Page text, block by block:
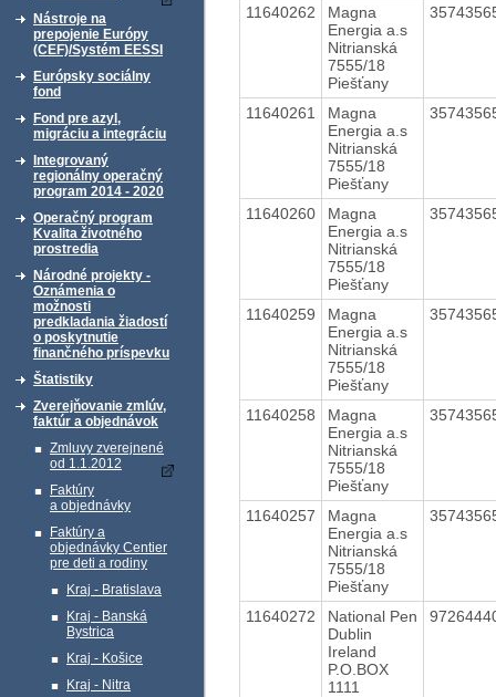
Nástroje na
prepojenie Európy
(CEF)/Systém EESSI
Európsky sociálny
fond
Fond pre azyl,
migráciu a integráciu
Integrovaný
regionálny operačný
program 2014 - 2020
Operačný program
Kvalita životného
prostredia
Národné projekty -
Oznámenia o
možnosti
predkladania žiadostí
o poskytnutie
finančného príspevku
Štatistiky
Zverejňovanie zmlúv,
faktúr a objednávok
Zmluvy zverejnené
od 1.1.2012
Faktúry
a objednávky
Faktúry a
objednávky Centier
pre deti a rodiny
Kraj - Bratislava
Kraj - Banská
Bystrica
Kraj - Košice
Kraj - Nitra
11640262
Magna
Energia a.s
Nitrianská
7555/18
Piešťany
11640261
Magna
Energia a.s
Nitrianská
7555/18
Piešťany
11640260
Magna
Energia a.s
Nitrianská
7555/18
Piešťany
11640259
Magna
Energia a.s
Nitrianská
7555/18
Piešťany
11640258
Magna
Energia a.s
Nitrianská
7555/18
Piešťany
11640257
Magna
Energia a.s
Nitrianská
7555/18
Piešťany
11640272
National Pen
Dublin
Ireland
P.O.BOX
1111